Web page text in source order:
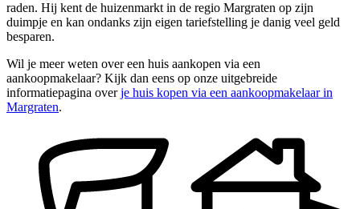
raden. Hij kent de huizenmarkt in de regio Margraten op zijn
duimpje en kan ondanks zijn eigen tariefstelling je danig veel geld
besparen.
Wil je meer weten over een huis aankopen via een
aankoopmakelaar? Kijk dan eens op onze uitgebreide
informatiepagina overje huis kopen via een aankoopmakelaar in
Margraten.